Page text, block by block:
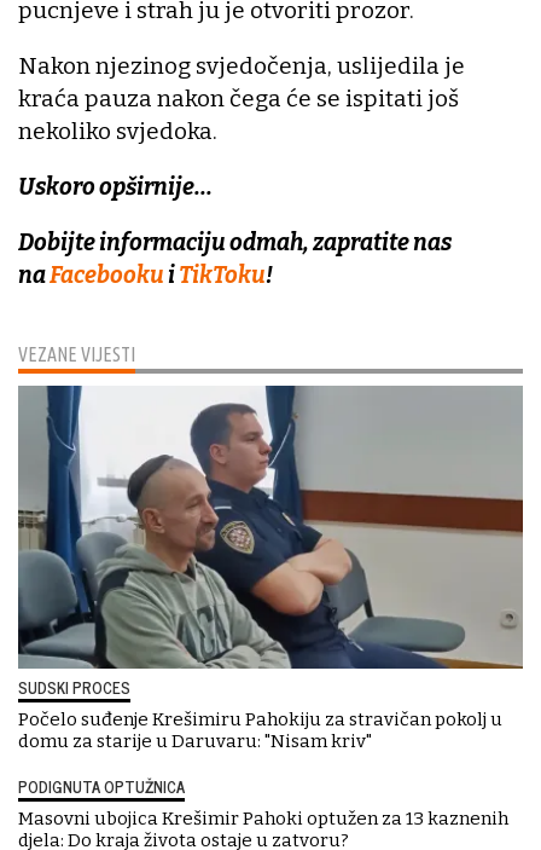
VEZANE VIJESTI
SUDSKI PROCES
Počelo suđenje Krešimiru Pahokiju za stravičan pokolj u
domu za starije u Daruvaru: "Nisam kriv"
PODIGNUTA OPTUŽNICA
Masovni ubojica Krešimir Pahoki optužen za 13 kaznenih
djela: Do kraja života ostaje u zatvoru?
pucnjeve i strah ju je otvoriti prozor.
Nakon njezinog svjedočenja, uslijedila je
kraća pauza nakon čega će se ispitati još
nekoliko svjedoka.
Uskoro opširnije...
Dobijte informaciju odmah, zapratite nas
naFacebookuiTikToku!